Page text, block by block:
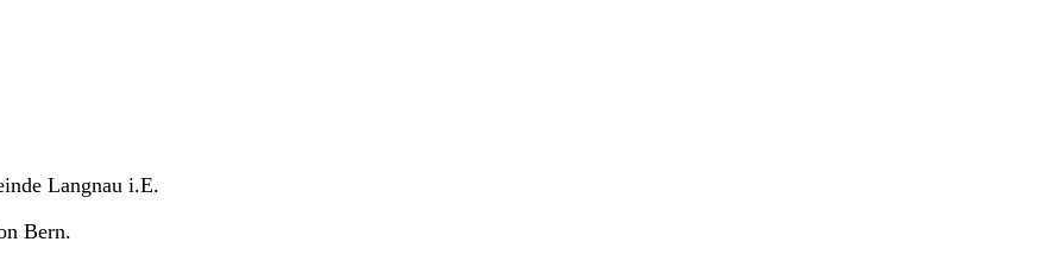
Langnau i.E.
Bern.